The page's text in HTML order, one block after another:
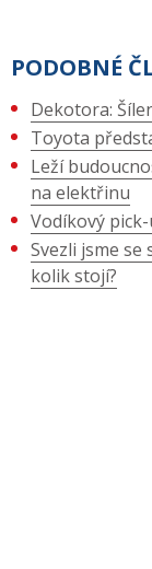
PODOBNÉ
Dekotora:
Toyota
Leží
na elektřinu
Vodíkový
Svezli jsme se
kolik stojí?